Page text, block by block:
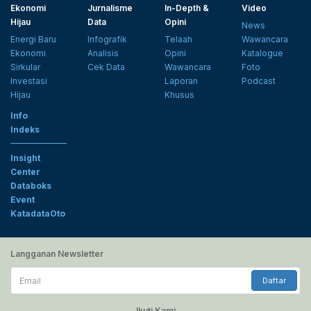
Ekonomi
Hijau
Energi Baru
Ekonomi
Sirkular
Investasi
Hijau
Jurnalisme
Data
Infografik
Analisis
Cek Data
In-Depth &
Opini
Telaah
Opini
Wawancara
Laporan
Khusus
Video
News
Wawancara
Katalogue
Foto
Podcast
Info
Indeks
Insight
Center
Databoks
Event
KatadataOto
Langganan Newsletter
Email
Daftar